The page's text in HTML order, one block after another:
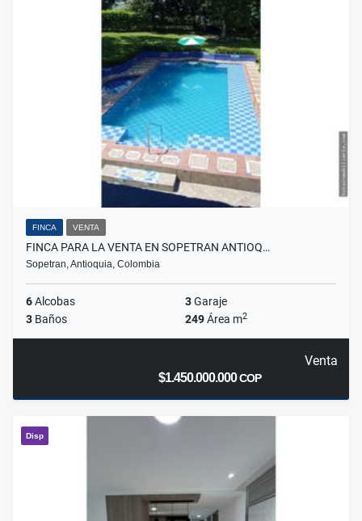
FINCA VENTA
FINCA PARA LA VENTA EN SOPETRAN ANTIOQ…
Sopetran, Antioquia, Colombia
6Alcobas 3Garaje
3 Baños 249Área m2
Venta
$1.450.000.000COP
Disp